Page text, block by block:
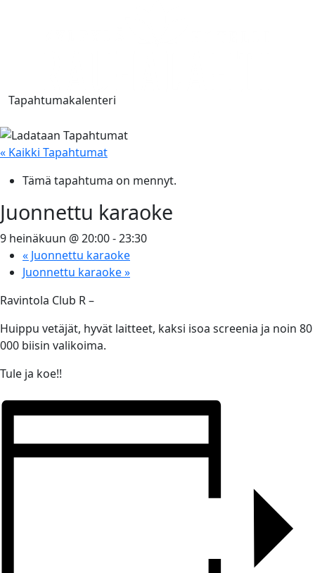
Tapahtumakalenteri
« Kaikki Tapahtumat
Tämä tapahtuma on mennyt.
Juonnettu karaoke
9 heinäkuun @ 20:00-23:30
« Juonnettu karaoke
Juonnettu karaoke»
Ravintola Club R –
Huippu vetäjät, hyvät laitteet, kaksi isoa screenia ja noin 80
000 biisin valikoima.
Tule ja koe!!